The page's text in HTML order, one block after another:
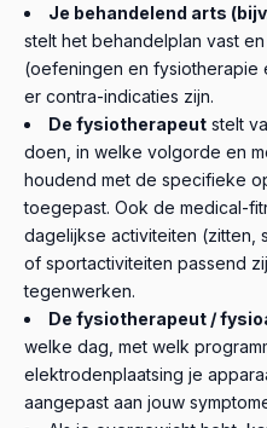
Je behandelend arts
stelt het behandelplan vast
(oefeningen en fysiotherapie
er contra-indicaties zijn.
De fysiotherapeut stelt
doen, in welke volgorde en
houdend met de specifieke
toegepast. Ook de medical-
dagelijkse activiteiten (zitten,
of sportactiviteiten passend
tegenwerken.
De fysiotherapeut /
welke dag, met welk
elektrodenplaatsing je
aangepast aan jouw